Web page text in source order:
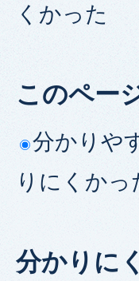
くかった
このペー
分かりや
りにくかっ
分かりに